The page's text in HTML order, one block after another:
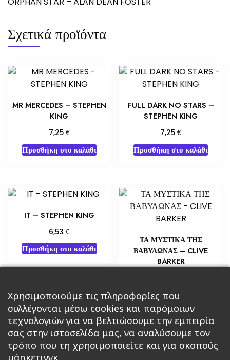
Σχετικά προϊόντα
MR MERCEDES – STEPHEN
KING
7,25 €
Προσθήκη στο καλάθι
FULL DARK NO STARS –
STEPHEN KING
7,25€
Προσθήκη στο καλάθι
IT – STEPHEN KING
6,53 €
Προσθήκη στο καλάθι
ΤΑ ΜΥΣΤΙΚΑ ΤΗΣ
ΒΑΒΥΛΩΝΑΣ – CLIVE
BARKER
Προσθήκη στο καλάθι
Χρησιμοποιούμε τις πληροφορίες που
συλλέγονται μέσω cookies και παρόμοιων
τεχνολογιών για να βελτιώσουμε την εμπειρία
σας στην ιστοσελίδα μας, να αναλύσουμε τον
τρόπο που τη χρησιμοποιείτε και για σκοπούς
μάρκετινγκ.